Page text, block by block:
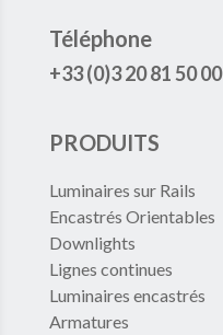
Téléphone
+33 (0)3 20 81 50 00
PRODUITS
Luminaires sur Rails
Encastrés Orientables
Downlights
Lignes continues
Luminaires encastrés
Armatures